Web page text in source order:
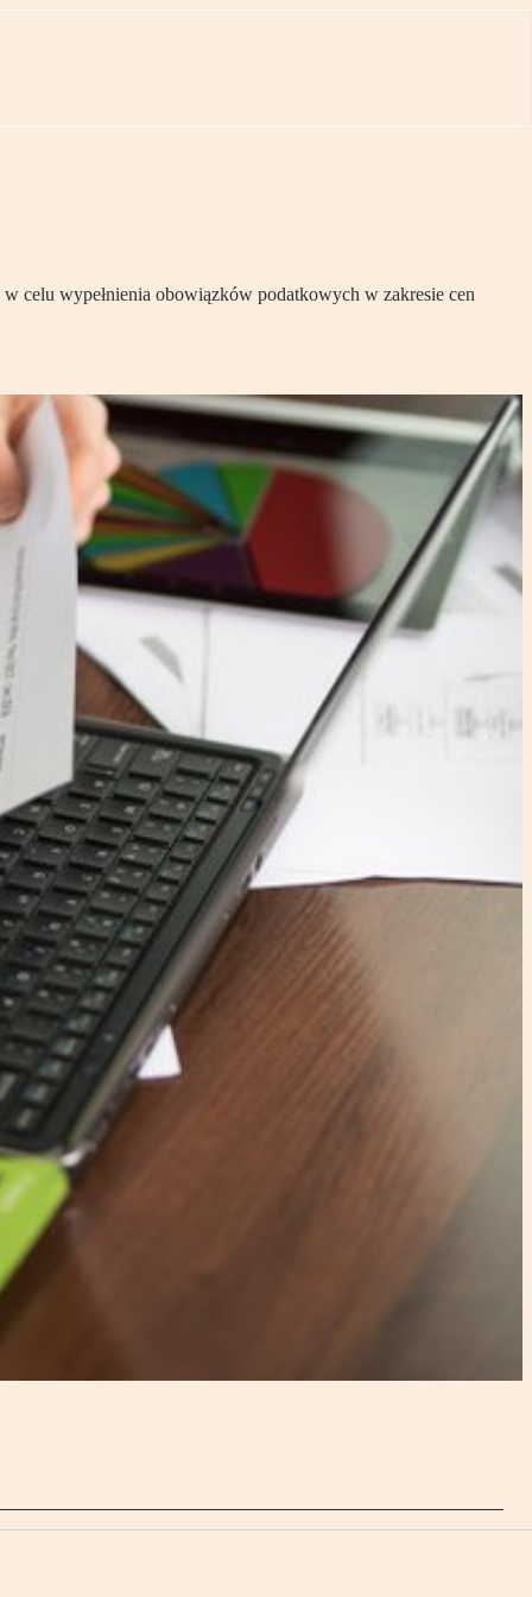
celu wypełnienia obowiązków podatkowych w zakresie cen